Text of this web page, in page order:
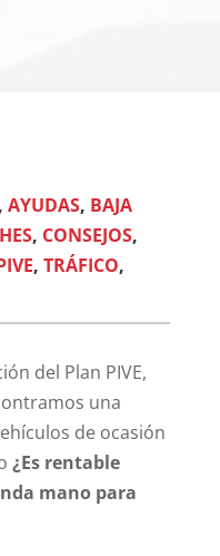
, AYUDAS, BAJA
, CONSEJOS,
, TRÁFICO,
del Plan PIVE,
una
de ocasión
¿Es rentable
mano para